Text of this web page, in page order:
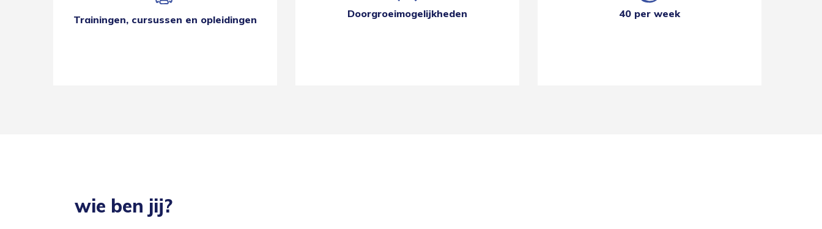
Trainingen, cursussen en opleidingen Doorgroeimogelijkheden 40 per week
wie ben jij?